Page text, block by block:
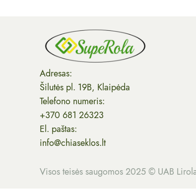
Adresas:
Šilutės pl. 19B, Klaipėda
Telefono numeris:
+370 681 26323
El. paštas:
info@chiaseklos.lt
Visos teisės saugomos 2025 © UAB